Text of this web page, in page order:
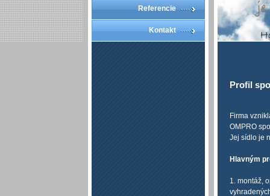
Referencie
Kontakt
Profil
Firma
OMPRO
Jej sídlo je
Hlavným
1. montáž,